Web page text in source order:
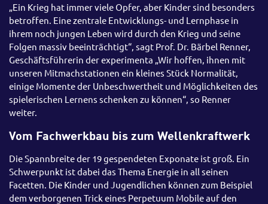
„Ein Krieg hat immer viele Opfer, aber Kinder sind besonders
betroffen. Eine zentrale Entwicklungs- und Lernphase in
ihrem noch jungen Leben wird durch den Krieg und seine
Folgen massiv beeinträchtigt“, sagt Prof. Dr. Bärbel Renner,
Geschäftsführerin der experimenta „Wir hoffen, ihnen mit
unseren Mitmachstationen ein kleines Stück Normalität,
einige Momente der Unbeschwertheit und Möglichkeiten des
spielerischen Lernens schenken zu können“, so Renner
weiter.
Vom Fachwerkbau bis zum Wellenkraftwerk
Die Spannbreite der 19 gespendeten Exponate ist groß. Ein
Schwerpunkt ist dabei das Thema Energie in all seinen
Facetten. Die Kinder und Jugendlichen können zum Beispiel
dem verborgenen Trick eines Perpetuum Mobile auf den